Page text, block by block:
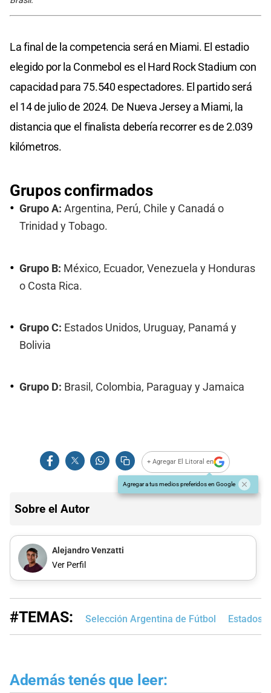
La final de la competencia será en Miami. El estadio
elegido por la Conmebol es el Hard Rock Stadium con
capacidad para 75.540 espectadores. El partido será
el 14 de julio de 2024. De Nueva Jersey a Miami, la
distancia que el finalista debería recorrer es de 2.039
kilómetros.
Grupos confirmados
Grupo A: Argentina, Perú, Chile y Canadá o
Trinidad y Tobago.
Grupo B: México, Ecuador, Venezuela y Honduras
o Costa Rica.
Grupo C: Estados Unidos, Uruguay, Panamá y
Bolivia
Grupo D: Brasil, Colombia, Paraguay y Jamaica
+ Agregar El Litoral en
Agregar a tus medios preferidos en Google
Sobre el Autor
Alejandro Venzatti
Ver Perfil
#TEMAS: Selección Argentina de Fútbol Estados
Además tenés que leer: